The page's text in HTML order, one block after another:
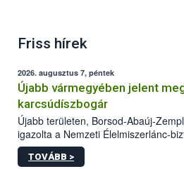
Friss hírek
2026. augusztus 7, péntek
Újabb vármegyében jelent
karcsúdíszbogár
Újabb területen, Borsod-Abaúj-
igazolta a Nemzeti Élelmiszerlánc-
kőrisrontó karcsúdíszbogár (Agrilus
kártevőt nem csak színcsapdában
TOVÁBB >